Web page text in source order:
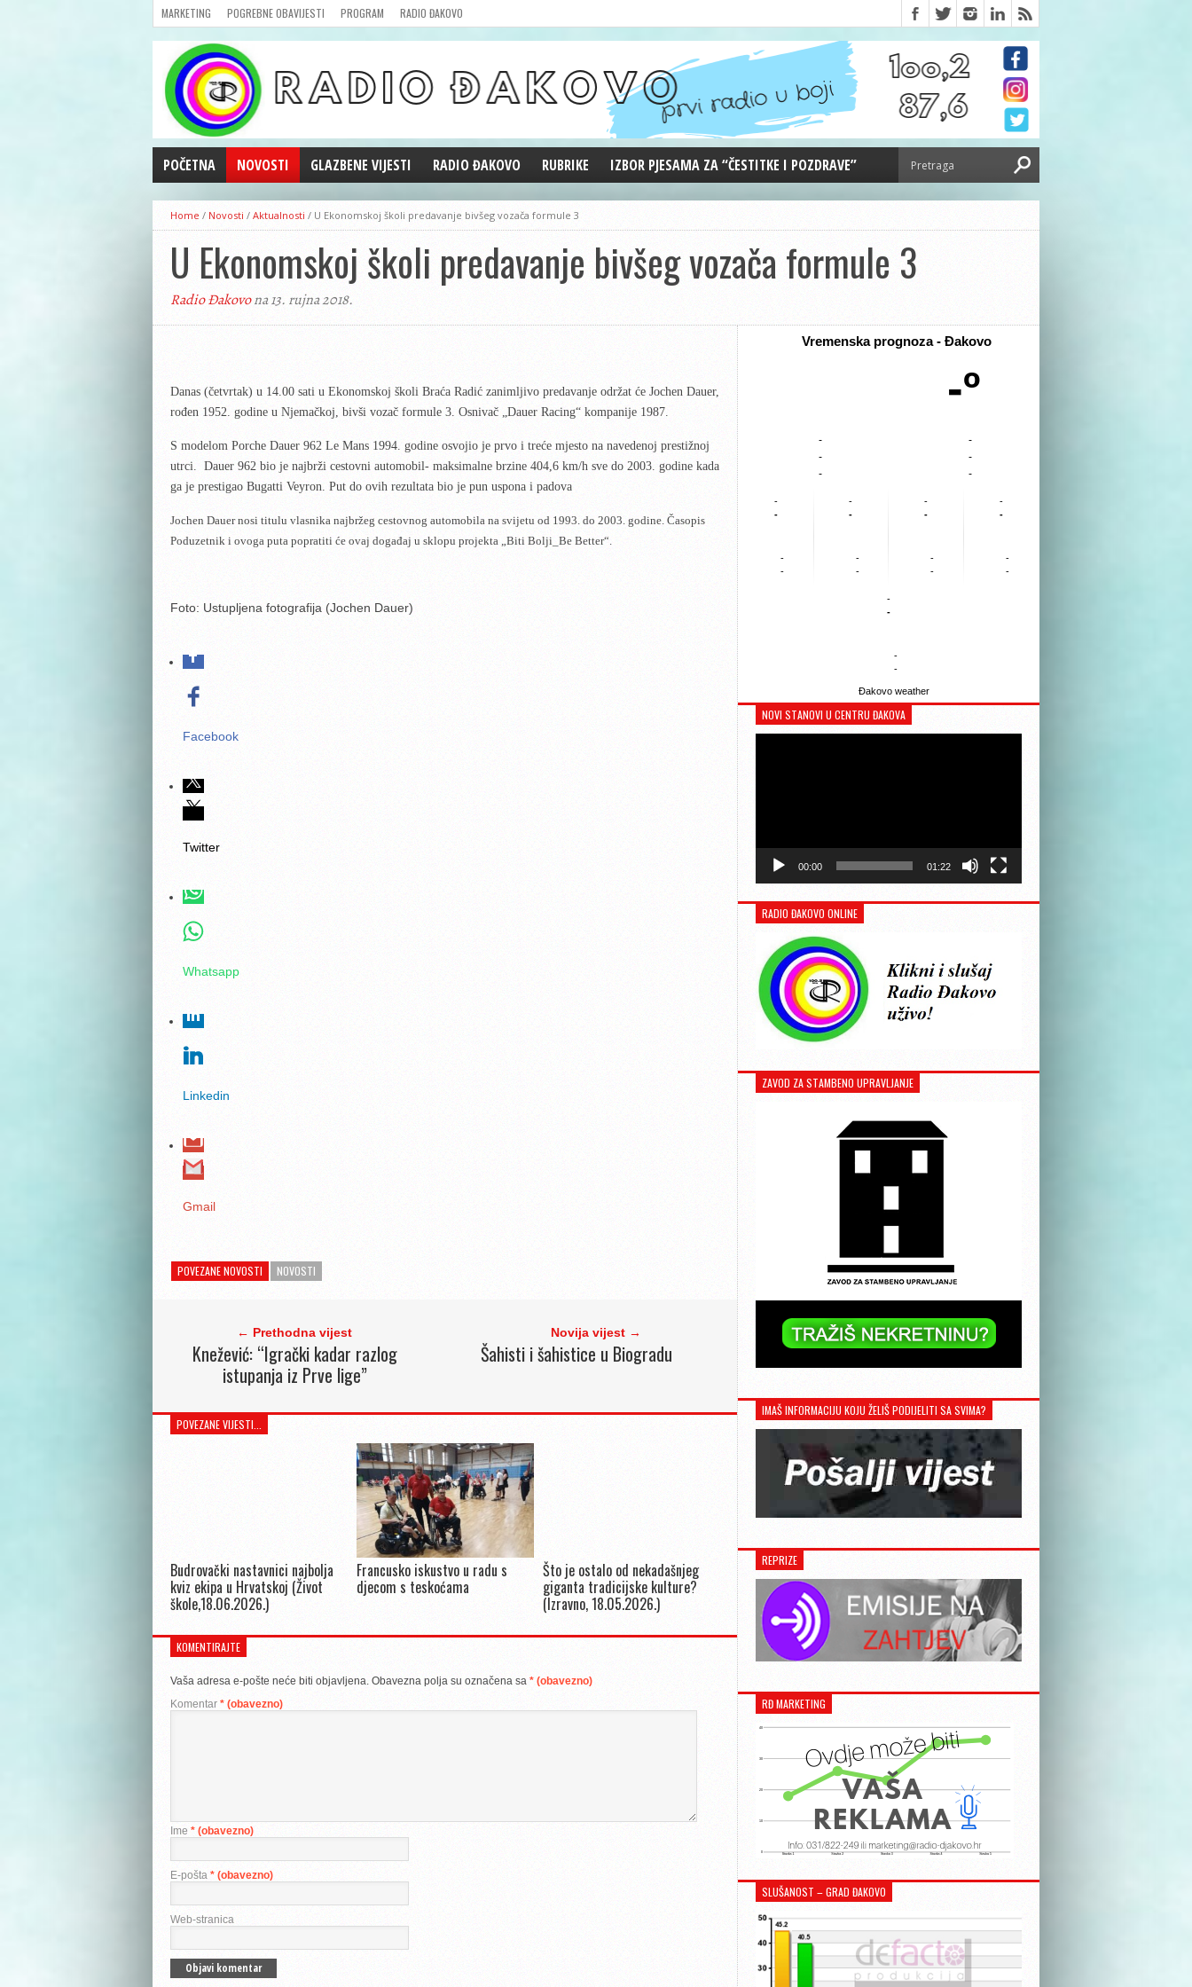
MARKETING POGREBNE OBAVIJESTI PROGRAM RADIO ĐAKOVO
POČETNA NOVOSTI
AKTUALNOSTI
CRNA KRONIKA
POLITIKA
ZANIMLJIVOSTI
GOSPODARSTVO
KULTURA
GLAZBENE VIJESTI RADIO ĐAKOVO
MARKETING
RUBRIKE
REPRIZE EMISIJA
DOBRE VIBRACIJE
ĐAKOVO GRADE
WEB ANKETA
IZBOR PJESAMA ZA “ČESTITKE I POZDRAVE”
Home / Novosti / Aktualnosti / U Ekonomskoj školi predavanje bivšeg vozača formule 3
U Ekonomskoj školi predavanje bivšeg vozača formule 3
Radio Đakovona 13. rujna 2018.
Danas (četvrtak) u 14.00 sati u Ekonomskoj školi Braća Radić zanimljivo predavanje održat će Jochen Dauer,
rođen 1952. godine u Njemačkoj, bivši vozač formule 3. Osnivač „Dauer Racing“ kompanije 1987.
S modelom Porche Dauer 962 Le Mans 1994. godine osvojio je prvo i treće mjesto na navedenoj prestižnoj
utrci. Dauer 962 bio je najbrži cestovni automobil- maksimalne brzine 404,6 km/h sve do 2003. godine kada
ga je prestigao Bugatti Veyron. Put do ovih rezultata bio je pun uspona i padova
Jochen Dauer nosi titulu vlasnika najbržeg cestovnog automobila na svijetu od 1993. do 2003. godine. Časopis
Poduzetnik i ovoga puta popratiti će ovaj događaj u sklopu projekta „Biti Bolji_Be Better“.
Foto: Ustupljena fotografija (Jochen Dauer)
Facebook
Twitter
Whatsapp
Linkedin
Gmail
POVEZANE NOVOSTI NOVOSTI
← Prethodna vijest
Knežević: “Igrački kadar razlog
istupanja iz Prve lige”
Novija vijest →
Šahisti i šahistice u Biogradu
POVEZANE VIJESTI...
Budrovački nastavnici najbolja
kviz ekipa u Hrvatskoj (Život
škole,18.06.2026.)
Francusko iskustvo u radu s
djecom s teskoćama
Što je ostalo od nekadašnjeg
giganta tradicijske kulture?
(Izravno, 18.05.2026.)
KOMENTIRAJTE
Vaša adresa e-pošte neće biti objavljena. Obavezna polja su označena sa * (obavezno)
Komentar * (obavezno)
Ime * (obavezno)
E-pošta * (obavezno)
Web-stranica
Vremenska prognoza - Đakovo
-º
-
-
-
-
-
-
-
-
-
-
-
-
-
-
-
-
-
-
-
-
-
-
-
-
-
-
Đakovo weather
NOVI STANOVI U CENTRU ĐAKOVA
00:00 01:22
RADIO ĐAKOVO ONLINE
ZAVOD ZA STAMBENO UPRAVLJANJE
IMAŠ INFORMACIJU KOJU ŽELIŠ PODIJELITI SA SVIMA?
REPRIZE
RĐ MARKETING
SLUŠANOST – GRAD ĐAKOVO